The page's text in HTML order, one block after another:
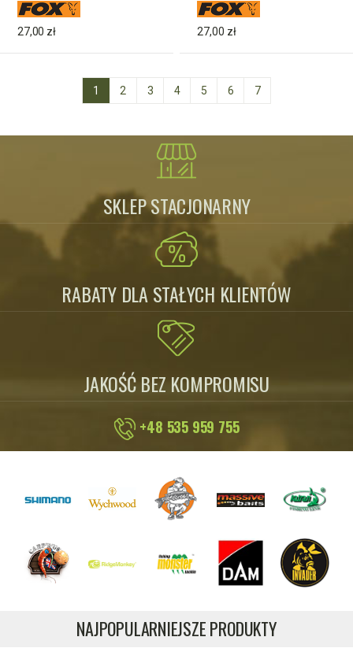
27,00 zł 27,00 zł
1 2 3 4 5 6 7
SKLEP STACJONARNY
RABATY DLA STAŁYCH KLIENTÓW
JAKOŚĆ BEZ KOMPROMISU
+48 535 959 755
NAJPOPULARNIEJSZE PRODUKTY